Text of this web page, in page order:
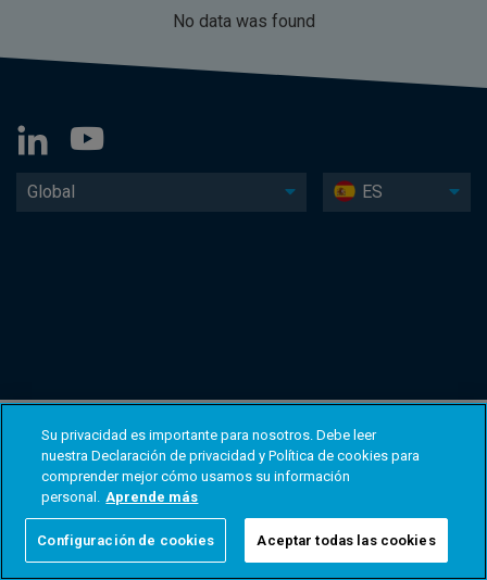
No data was found
Global ES
Su privacidad es importante para nosotros. Debe leer
nuestra Declaración de privacidad y Política de cookies para
comprender mejor cómo usamos su información
personal. Aprende más
Configuración de cookies Aceptar todas las cookies